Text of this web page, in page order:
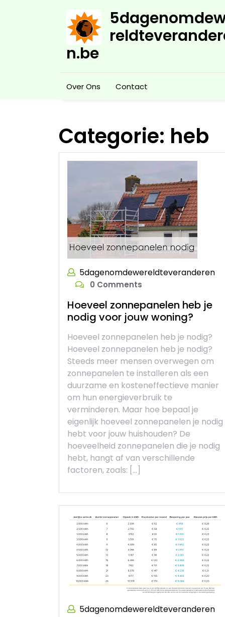
n.be
Over Ons Contact
Categorie: heb
5dagenomdewereldteveranderen
0 Comments
Hoeveel zonnepanelen heb je
nodig voor jouw woning?
Hoeveel zonnepanelen heb je nodig?
Hoeveel zonnepanelen heb je nodig?
Steeds meer mensen overwegen om
zonnepanelen te installeren als een
duurzame en kosteneffectieve manier
om hun energieverbruik te
verminderen. Maar hoe bepaal je
eigenlijk hoeveel zonnepanelen je nodig
hebt voor jouw huishouden? De
hoeveelheid zonnepanelen die je nodig
hebt, hangt af van verschillende
factoren, zoals: […]
5dagenomdewereldteveranderen